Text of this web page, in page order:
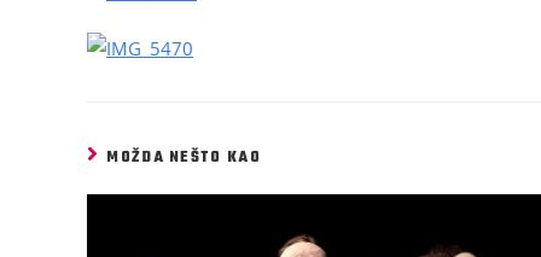
MOŽDA NEŠTO KAO